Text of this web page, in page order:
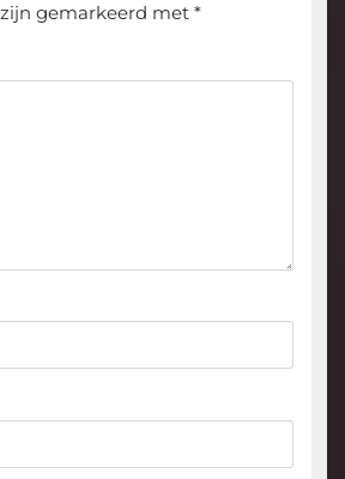
gemarkeerd met *